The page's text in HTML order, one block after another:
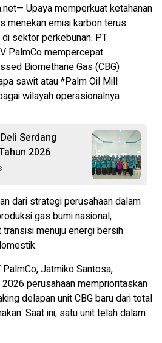
Upaya memperkuat ketahanan
menekan emisi karbon terus
sektor perkebunan. PT
PalmCo mempercepat
Biomethane Gas (CBG)
sawit atau *Palm Oil Mill
wilayah operasionalnya
Serdang
2026
dari strategi perusahaan dalam
gas bumi nasional,
menuju energi bersih
Jatmiko Santosa,
perusahaan memprioritaskan
delapan unit CBG baru dari total
Saat ini, satu unit telah dalam